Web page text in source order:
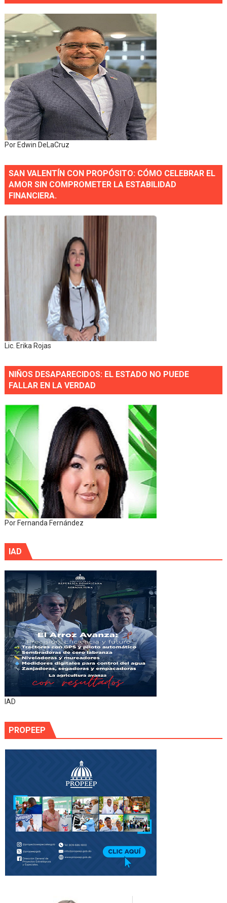
Por Edwin DeLaCruz
SAN VALENTÍN CON PROPÓSITO: CÓMO CELEBRAR EL
AMOR SIN COMPROMETER LA ESTABILIDAD
FINANCIERA.
Lic. Erika Rojas
NIÑOS DESAPARECIDOS: EL ESTADO NO PUEDE
FALLAR EN LA VERDAD
Por Fernanda Fernández
IAD
IAD
PROPEEP